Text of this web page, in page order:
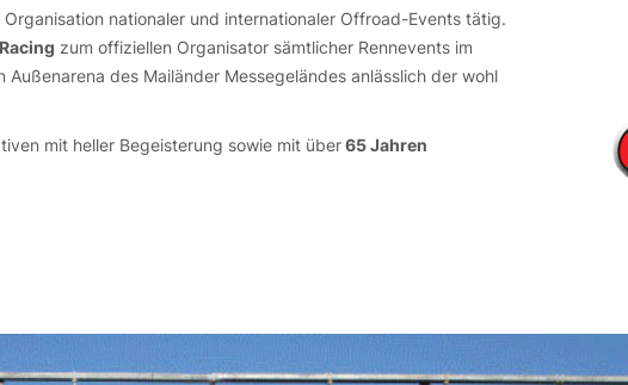
nationaler und internationaler Offroad-Events tätig.
zum offiziellen Organisator sämtlicher Rennevents im
des Mailänder Messegeländes anlässlich der wohl
mit heller Begeisterung sowie mit über65 Jahren